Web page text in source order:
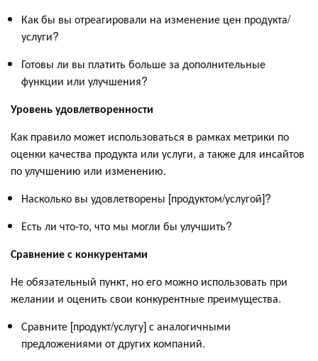
Как бы вы отреагировали на изменение цен продукта/
услуги?
Готовы ли вы платить больше за дополнительные
функции или улучшения?
Уровень удовлетворенности
Как правило может использоваться в рамках метрики по
оценки качества продукта или услуги, а также для инсайтов
по улучшению или изменению.
Насколько вы удовлетворены [продуктом/услугой]?
Есть ли что-то, что мы могли бы улучшить?
Сравнение с конкурентами
Не обязательный пункт, но его можно использовать при
желании и оценить свои конкурентные преимущества.
Сравните [продукт/услугу] с аналогичными
предложениями от других компаний.